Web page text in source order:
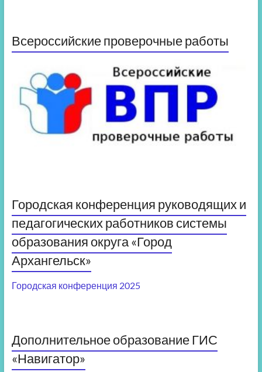
Всероссийские проверочные работы
Городская конференция руководящих и
педагогических работников системы
образования округа «Город
Архангельск»
Городская конференция 2025
Дополнительное образование ГИС
«Навигатор»